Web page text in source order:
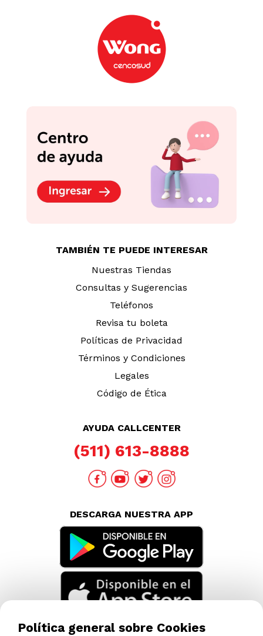
TAMBIÉN TE PUEDE INTERESAR
Nuestras Tiendas
Consultas y Sugerencias
Teléfonos
Revisa tu boleta
Políticas de Privacidad
Términos y Condiciones
Legales
Código de Ética
AYUDA CALLCENTER
(511) 613-8888
DESCARGA NUESTRA APP
Política general sobre Cookies